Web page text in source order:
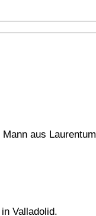
Mann aus Laurentum
in Valladolid.